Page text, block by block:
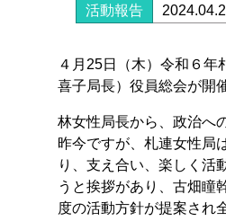
活動報告
４月25日（木）令和６年
喜子局長）役員総会が開
林女性局長から、政治へ
昨今ですが、札連女性局
り、支え合い、楽しく活
うと挨拶があり、古畑瞳
度の活動方針が提案され